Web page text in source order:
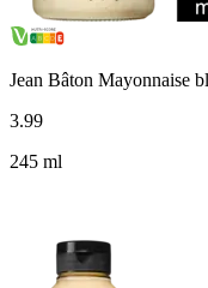
Jean Bâton Mayonnaise
3.99
245 ml